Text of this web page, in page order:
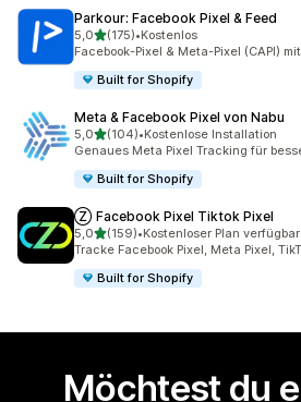
Parkour: Facebook Pixel & Feed
5,0von 5 Sternen
(175)
175 Rezensionen insgesamt
•Kostenlos
Facebook-Pixel & Meta-Pixel (CAPI)
Built for Shopify
Meta & Facebook Pixel von Nabu
5,0von 5 Sternen
(104)
104 Rezensionen insgesamt
•Kostenlose Installation
Genaues Meta Pixel Tracking für
Built for Shopify
Ⓩ Facebook Pixel Tiktok Pixel
5,0von 5 Sternen
(159)
159 Rezensionen insgesamt
•Kostenloser Plan verfügbar
Tracke Facebook Pixel, Meta Pixel,
Built for Shopify
Möchtest du